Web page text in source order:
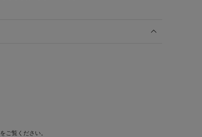
をご覧ください。